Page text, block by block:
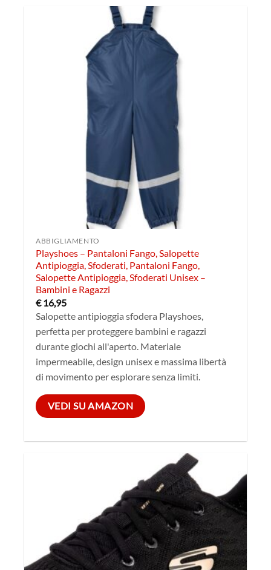
ABBIGLIAMENTO
Playshoes – Pantaloni Fango, Salopette
Antipioggia, Sfoderati, Pantaloni Fango,
Salopette Antipioggia, Sfoderati Unisex –
Bambini e Ragazzi
€16,95
Salopette antipioggia sfodera Playshoes,
perfetta per proteggere bambini e ragazzi
durante giochi all'aperto. Materiale
impermeabile, design unisex e massima libertà
di movimento per esplorare senza limiti.
VEDI SU AMAZON